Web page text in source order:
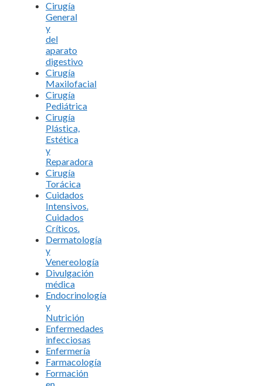
Cirugía
General
y
del
aparato
digestivo
Cirugía
Maxilofacial
Cirugía
Pediátrica
Cirugía
Plástica,
Estética
y
Reparadora
Cirugía
Torácica
Cuidados
Intensivos.
Cuidados
Críticos.
Dermatología
y
Venereología
Divulgación
médica
Endocrinología
y
Nutrición
Enfermedades
infecciosas
Enfermería
Farmacología
Formación